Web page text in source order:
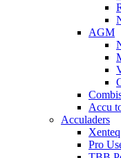
AGM
Accu
Acculaders
Xenteq
Pro